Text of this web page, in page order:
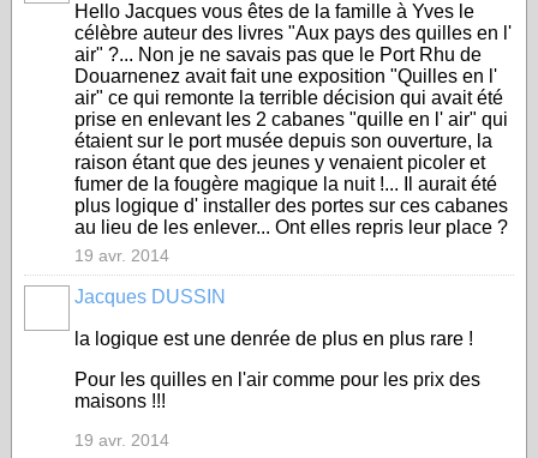
Hello Jacques vous êtes de la famille à Yves le
célèbre auteur des livres "Aux pays des quilles en l'
air" ?... Non je ne savais pas que le Port Rhu de
Douarnenez avait fait une exposition "Quilles en l'
air" ce qui remonte la terrible décision qui avait été
prise en enlevant les 2 cabanes "quille en l' air" qui
étaient sur le port musée depuis son ouverture, la
raison étant que des jeunes y venaient picoler et
fumer de la fougère magique la nuit !... Il aurait été
plus logique d' installer des portes sur ces cabanes
au lieu de les enlever... Ont elles repris leur place ?
19 avr. 2014
Jacques DUSSIN
la logique est une denrée de plus en plus rare !
Pour les quilles en l'air comme pour les prix des
maisons !!!
19 avr. 2014